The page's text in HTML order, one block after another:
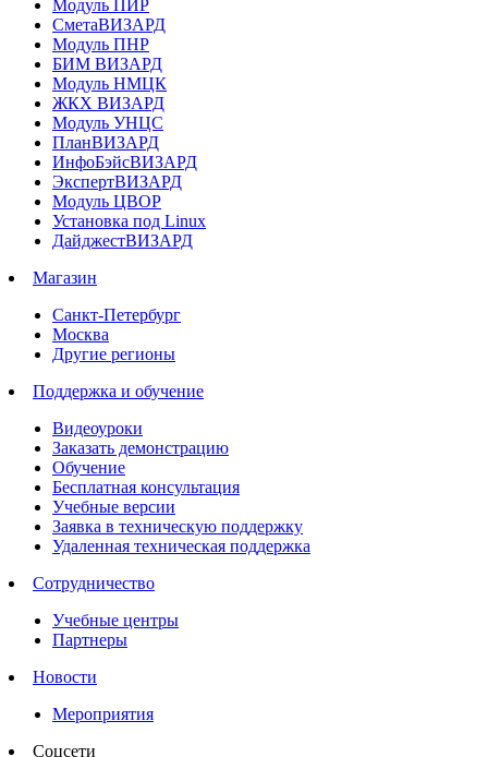
Модуль ПИР
СметаВИЗАРД
Модуль ПНР
БИМ ВИЗАРД
Модуль НМЦК
ЖКХ ВИЗАРД
Модуль УНЦС
ПланВИЗАРД
ИнфоБэйсВИЗАРД
ЭкспертВИЗАРД
Модуль ЦВОР
Установка под Linux
ДайджестВИЗАРД
Магазин
Санкт-Петербург
Москва
Другие регионы
Поддержка и обучение
Видеоуроки
Заказать демонстрацию
Обучение
Бесплатная консультация
Учебные версии
Заявка в техническую поддержку
Удаленная техническая поддержка
Сотрудничество
Учебные центры
Партнеры
Новости
Мероприятия
Соцсети